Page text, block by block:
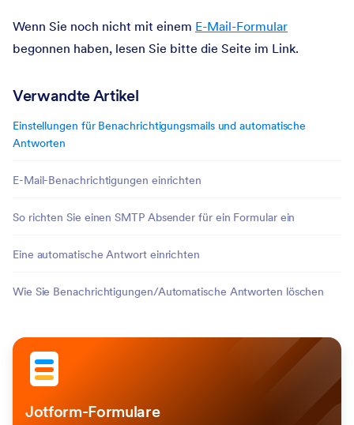
Wenn Sie noch nicht mit einem E-Mail-Formular
begonnen haben, lesen Sie bitte die Seite im Link.
Verwandte Artikel
Einstellungen für Benachrichtigungsmails und automatische
Antworten
E-Mail-Benachrichtigungen einrichten
So richten Sie einen SMTP Absender für ein Formular ein
Eine automatische Antwort einrichten
Wie Sie Benachrichtigungen/Automatische Antworten löschen
Jotform-Formulare